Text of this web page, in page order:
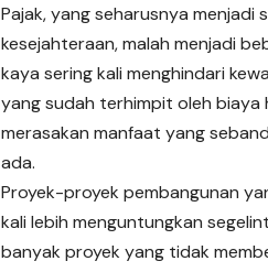
Pajak, yang seharusnya
kesejahteraan, malah menjadi
kaya sering kali menghindari
yang sudah terhimpit oleh biaya
merasakan manfaat yang
ada.
Proyek-proyek pembangunan
kali lebih menguntungkan
banyak proyek yang tidak